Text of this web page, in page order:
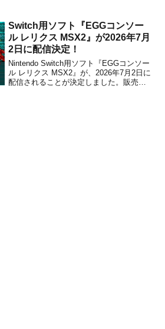
Switch用ソフト『EGGコンソー
ル レリクス MSX2』が2026年7月
2日に配信決定！
Nintendo Switch用ソフト『EGGコンソー
ル レリクス MSX2』が、2026年7月2日に
配信されることが決定しました。販売価